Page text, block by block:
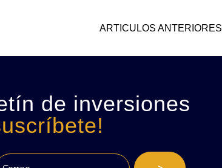
ARTICULOS ANTERIORES
de inversiones